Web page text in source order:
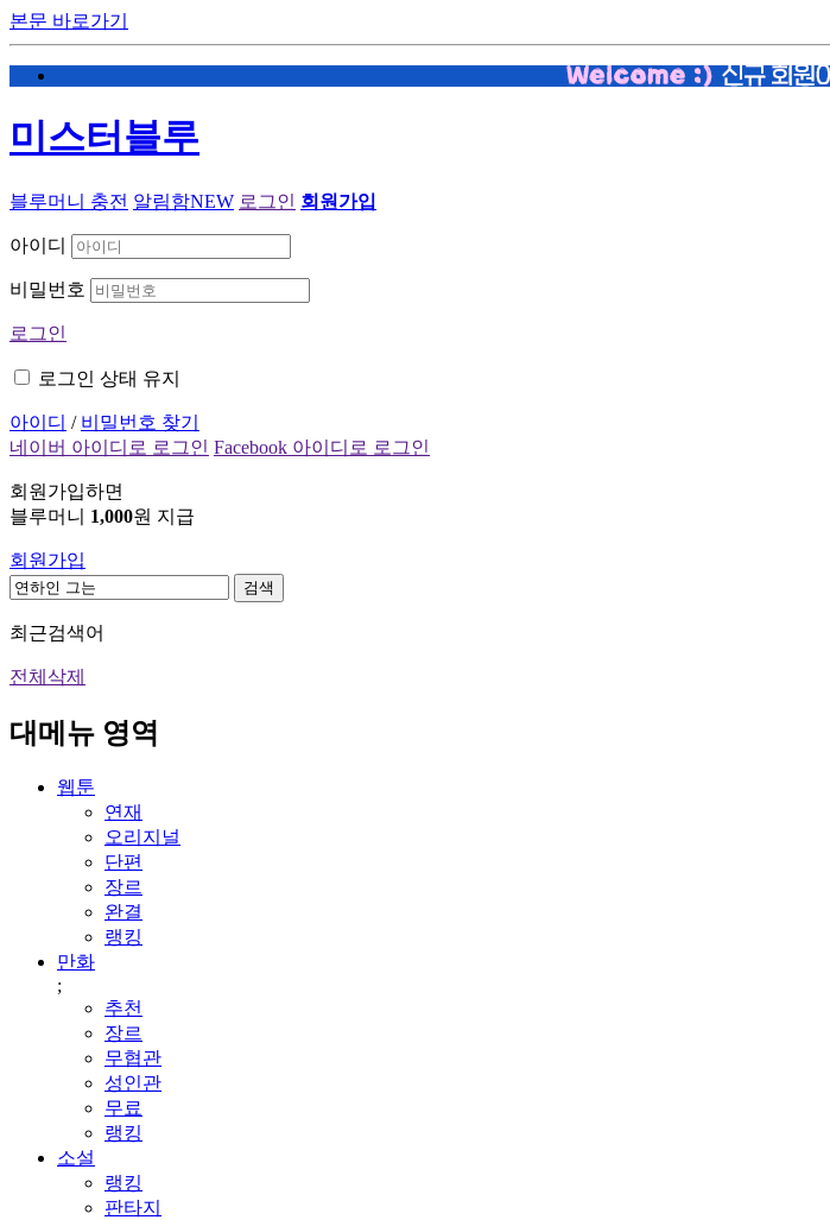
본문 바로가기
미스터블루
블루머니 충전 알림함NEW 로그인 회원가입
아이디
비밀번호
로그인
로그인 상태 유지
아이디 / 비밀번호 찾기
네이버 아이디로 로그인 Facebook 아이디로 로그인
회원가입하면
블루머니 1,000원 지급
회원가입
검색
최근검색어
전체삭제
대메뉴 영역
웹툰
연재
오리지널
단편
장르
완결
랭킹
만화
;
추천
장르
무협관
성인관
무료
랭킹
소설
랭킹
판타지